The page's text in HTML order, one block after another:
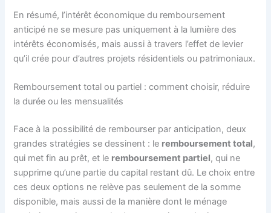
En résumé, l’intérêt économique du remboursement
anticipé ne se mesure pas uniquement à la lumière des
intérêts économisés, mais aussi à travers l’effet de levier
qu’il crée pour d’autres projets résidentiels ou patrimoniaux.
Remboursement total ou partiel : comment choisir, réduire
la durée ou les mensualités
Face à la possibilité de rembourser par anticipation, deux
grandes stratégies se dessinent : le remboursement total,
qui met fin au prêt, et le remboursement partiel, qui ne
supprime qu’une partie du capital restant dû. Le choix entre
ces deux options ne relève pas seulement de la somme
disponible, mais aussi de la manière dont le ménage